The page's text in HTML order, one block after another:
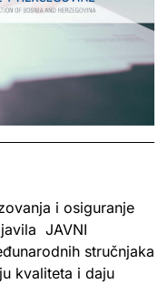
i osiguranje
JAVNI
stručnjaka
kvaliteta i daju